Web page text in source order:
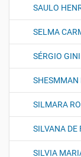
SAULO
SELMA
SÉRGIO GINI
SHESMMAN
SILMARA
SILVANA DE
SILVIA